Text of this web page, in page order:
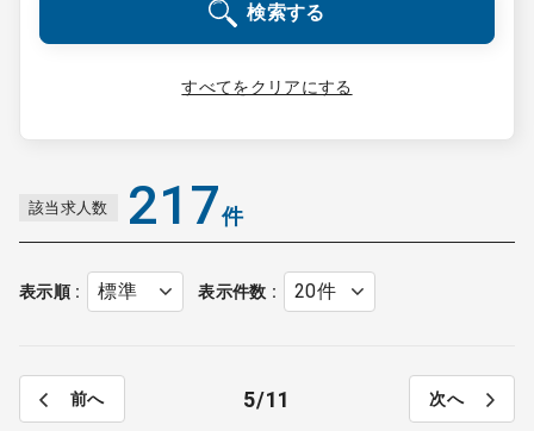
転職ノウハウ
受付時間 9:00 ～ 18:00（平日）
0120-337-613
クリニック開業
お問合せ
検索する
すべてをクリアにする
該当求人数 217件
表示順 表示件数
前へ 5 11 次へ